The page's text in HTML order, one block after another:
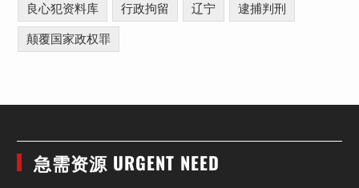
良心犯资料库 行政拘留 辽宁 逮捕判刑
颠覆国家政权罪
急需资源 URGENT NEED